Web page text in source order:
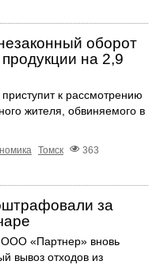
оборот
на 2,9
к рассмотрению
жителя, обвиняемого в
Томск
363
за
ООО «Партнер» вновь
вывоз отходов из